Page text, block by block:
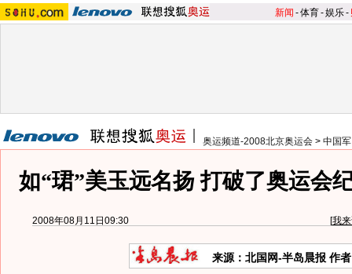
新闻 -体育-娱乐-
奥运频道-2008北京奥运会 > 中国
如“珺”美玉远名扬 打破了奥运会
2008年08月11日09:30 [我
来源：北国网-半岛晨报 作